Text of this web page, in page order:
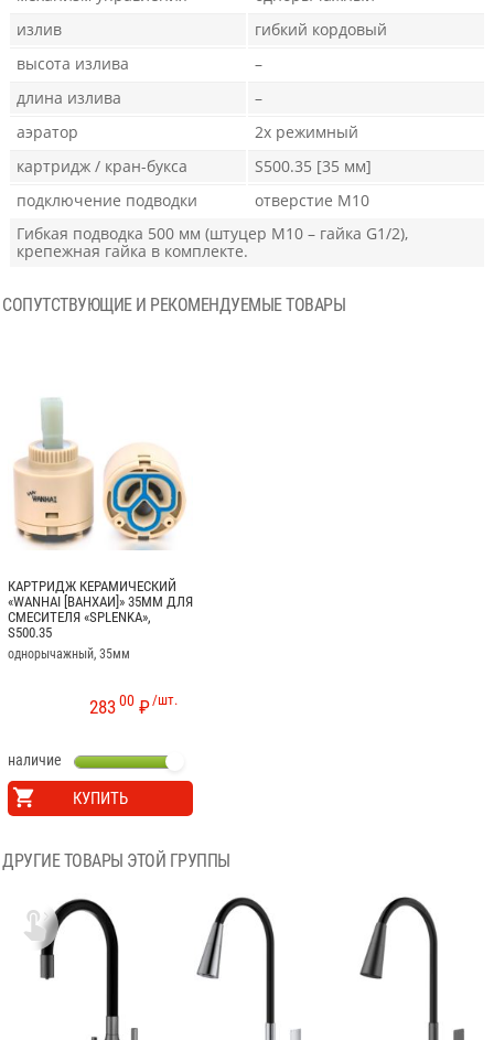
излив
гибкий кордовый
высота излива
–
длина излива
–
аэратор
2х режимный
картридж / кран-букса
S500.35 [35 мм]
подключение подводки
отверстие М10
Гибкая подводка 500 мм (штуцер М10 – гайка G1/2),
крепежная гайка в комплекте.
СОПУТСТВУЮЩИЕ И РЕКОМЕНДУЕМЫЕ ТОВАРЫ
КАРТРИДЖ КЕРАМИЧЕСКИЙ
«WANHAI [ВАНХАИ]» 35ММ ДЛЯ
СМЕСИТЕЛЯ «SPLENKA»,
S500.35
однорычажный, 35мм
/шт.
28300 ₽
наличие
КУПИТЬ
ДРУГИЕ ТОВАРЫ ЭТОЙ ГРУППЫ
